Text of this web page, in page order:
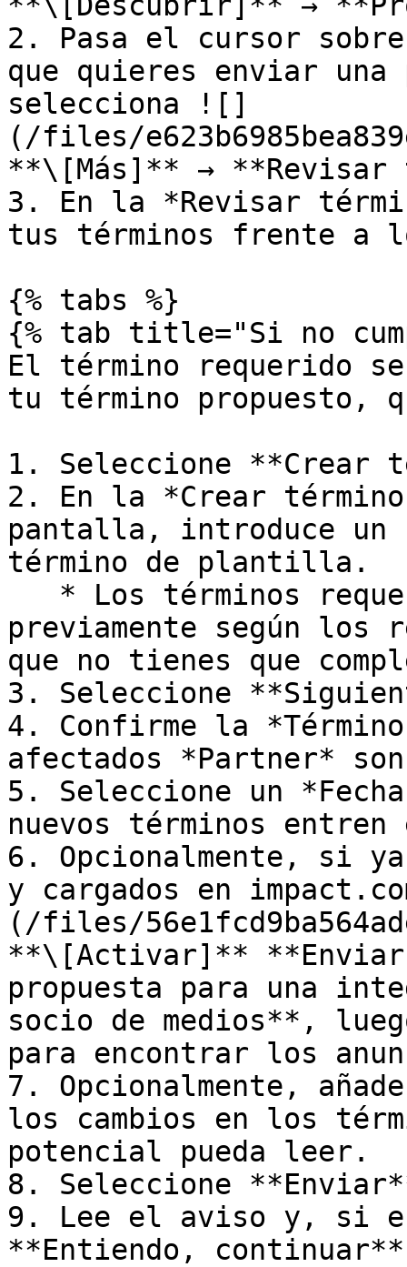
2. Pasa el cursor
que quieres enviar una
selecciona ![]
(/files/
**\[Más]** → **Revisar
3. En la *Revisar
tus términos frente a
{% tabs %}
{% tab title="Si no
El término requerido
tu término propuesto,
1. Seleccione
2. En la *Crear
pantalla, introduce un
término de plantilla.
previamente según
que no tienes que
3. Seleccione
4. Confirme la
afectados *Partner*
5. Seleccione un
nuevos términos
6. Opcionalmente, si
y cargados en
(/files/
**\[Activar]** **Enviar
propuesta para una
socio de medios**,
para encontrar los
7. Opcionalmente,
los cambios en los
potencial pueda leer.
8. Seleccione
9. Lee el aviso y, si
**Entiendo,